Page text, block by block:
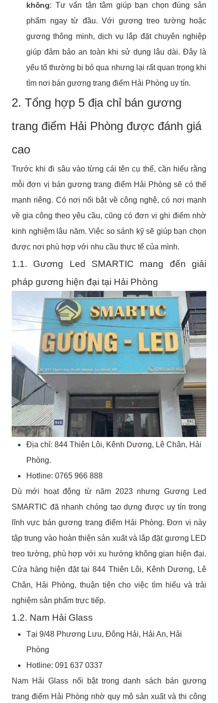
không: Tư vấn tận tâm giúp bạn chọn đúng sản
phẩm ngay từ đầu. Với gương treo tường hoặc
gương thông minh, dịch vụ lắp đặt chuyên nghiệp
giúp đảm bảo an toàn khi sử dụng lâu dài. Đây là
yếu tố thường bị bỏ qua nhưng lại rất quan trọng khi
tìm nơi bán gương trang điểm Hải Phòng uy tín.
2. Tổng hợp 5 địa chỉ bán gương
trang điểm Hải Phòng được đánh giá
cao
Trước khi đi sâu vào từng cái tên cụ thể, cần hiểu rằng
mỗi đơn vị bán gương trang điểm Hải Phòng sẽ có thế
mạnh riêng. Có nơi nổi bật về công nghệ, có nơi mạnh
về gia công theo yêu cầu, cũng có đơn vị ghi điểm nhờ
kinh nghiệm lâu năm. Việc so sánh kỹ sẽ giúp bạn chọn
được nơi phù hợp với nhu cầu thực tế của mình.
1.1. Gương Led SMARTIC mang đến giải
pháp gương hiện đại tại Hải Phòng
Địa chỉ: 844 Thiên Lôi, Kênh Dương, Lê Chân, Hải
Phòng.
Hotline: 0765 966 888
Dù mới hoạt động từ năm 2023 nhưng Gương Led
SMARTIC đã nhanh chóng tạo dựng được uy tín trong
lĩnh vực bán gương trang điểm Hải Phòng. Đơn vị này
tập trung vào hoàn thiện sản xuất và lắp đặt gương LED
treo tường, phù hợp với xu hướng không gian hiện đại.
Cửa hàng hiện đặt tại 844 Thiên Lôi, Kênh Dương, Lê
Chân, Hải Phòng, thuận tiện cho việc tìm hiểu và trải
nghiệm sản phẩm trực tiếp.
1.2. Nam Hải Glass
Tại 9/48 Phương Lưu, Đông Hải, Hải An, Hải
Phòng
Hotline: 091 637 0337
Nam Hải Glass nổi bật trong danh sách bán gương
trang điểm Hải Phòng nhờ quy mô sản xuất và thi công